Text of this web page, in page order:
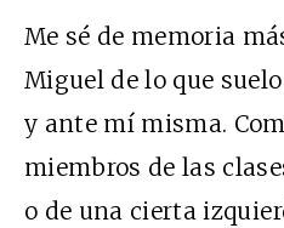
Me sé de memoria
Miguel de lo que
y ante mí misma.
miembros de las
o de una cierta